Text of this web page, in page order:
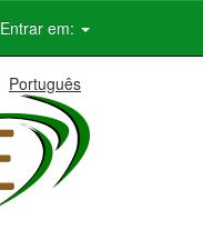
Entrar em:
Português